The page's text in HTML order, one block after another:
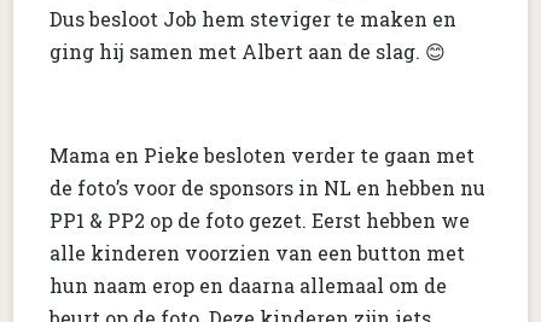
Dus besloot Job hem steviger te maken en
ging hij samen met Albert aan de slag. 😊
Mama en Pieke besloten verder te gaan met
de foto’s voor de sponsors in NL en hebben nu
PP1 & PP2 op de foto gezet. Eerst hebben we
alle kinderen voorzien van een button met
hun naam erop en daarna allemaal om de